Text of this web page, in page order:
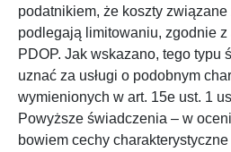
podatnikiem, że koszty
podlegają limitowaniu, zgodnie z
PDOP. Jak wskazano, tego typu
uznać za usługi o podobnym
wymienionych w art. 15e ust. 1
Powyższe świadczenia – w
bowiem cechy